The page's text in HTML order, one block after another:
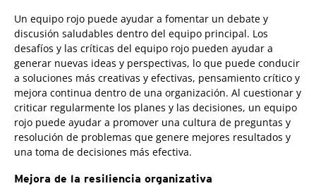
Un equipo rojo puede ayudar a fomentar un debate y
discusión saludables dentro del equipo principal. Los
desafíos y las críticas del equipo rojo pueden ayudar a
generar nuevas ideas y perspectivas, lo que puede conducir
a soluciones más creativas y efectivas, pensamiento crítico y
mejora continua dentro de una organización. Al cuestionar y
criticar regularmente los planes y las decisiones, un equipo
rojo puede ayudar a promover una cultura de preguntas y
resolución de problemas que genere mejores resultados y
una toma de decisiones más efectiva.
Mejora de la resiliencia organizativa